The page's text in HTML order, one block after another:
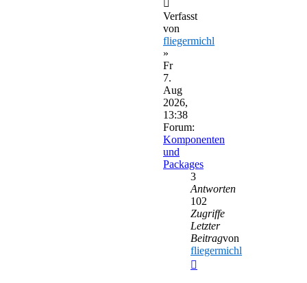
Verfasst
von
fliegermichl
»
Fr
7.
Aug
2026,
13:38
Forum:
Komponenten
und
Packages
3
Antworten
102
Zugriffe
Letzter
Beitragvon
fliegermichl